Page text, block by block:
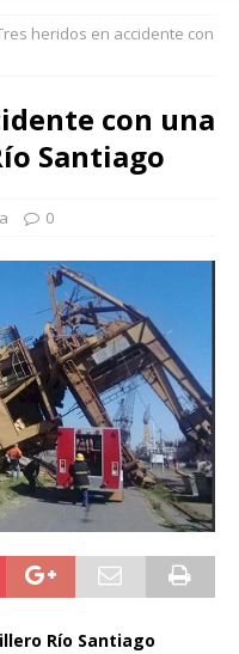
heridos en accidente con
con una
Santiago
0
Río Santiago